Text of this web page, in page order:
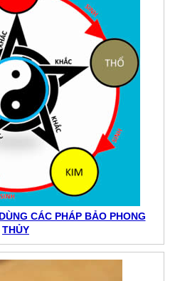
CÁC PHÁP BẢO PHONG
THỦY